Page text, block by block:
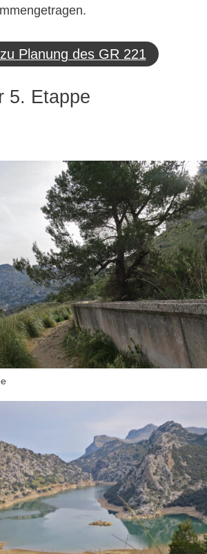
Planung des GR 221
5. Etappe